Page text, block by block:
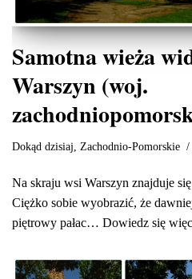
Samotna wieża
Warszyn (woj.
Dokąd dzisiaj Zachodnio-Pomorskie
Na skraju wsi Warszyn znajduje
Ciężko sobie wyobrazić, że
piętrowy pałac… Dowiedz się